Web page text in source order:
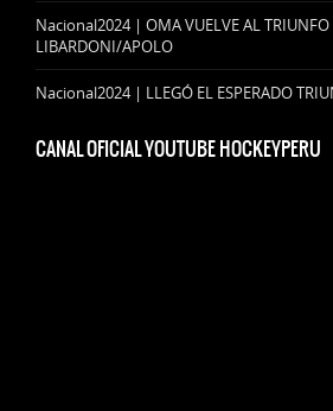
Nacional2024 | OMA VUELVE AL TRIUNFO
LIBARDONI/APOLO
Nacional2024 | LLEGÓ EL ESPERADO
CANAL OFICIAL YOUTUBE HOCKEYPERU